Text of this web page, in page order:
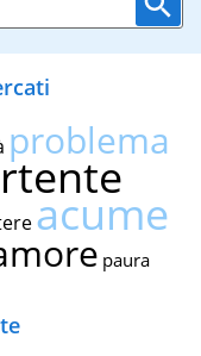
problema
acume
paura